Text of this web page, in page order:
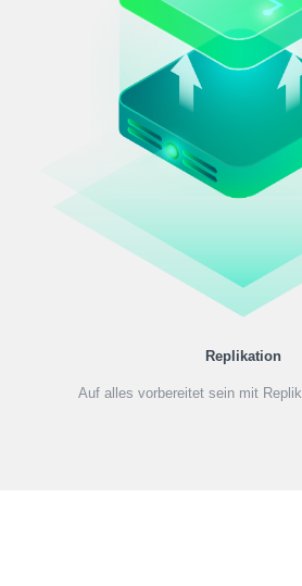
Replikation
Auf alles vorbereitet sein mit